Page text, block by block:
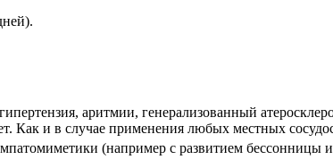
аритмии, генерализованный
Как и в случае применения любых местных
(например с развитием бессонницы